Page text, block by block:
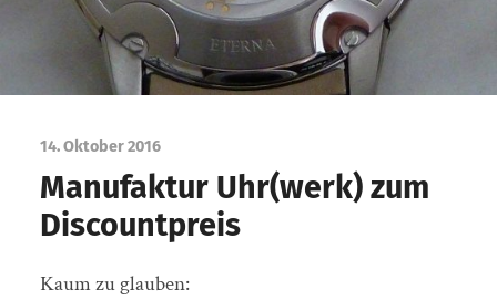
14. Oktober 2016
Manufaktur Uhr(werk) zum
Discountpreis
Kaum zu glauben: